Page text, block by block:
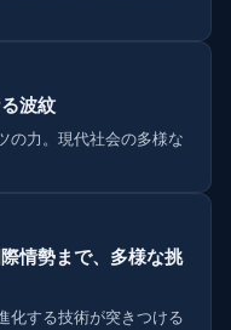
波紋
の力。現代社会の多様な
情勢まで、多様な挑
化する技術が突きつける